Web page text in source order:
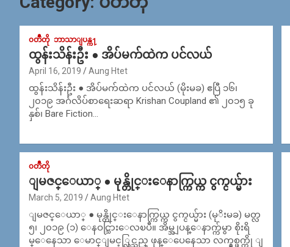
၀တၳဳတို ဘာသာျပန္က႑
ထွန်းသိန်းဦး ● အိပ်မက်ထဲက ပင်လယ်
April 16, 2019 Aung Htet
ထွန်းသိန်းဦး ● အိပ်မက်ထဲက ပင်လယ် (မိုးမခ) ဧပြီ ၁၆၊
၂၀၁၉ အင်္ဂလိပ်စာရေးဆရာ Krishan Coupland ၏ ၂၀၁၅ ခု
နှစ်၊ Bare Fiction…
၀တၳဳတို
ျမဇင္ေယာ္ ● မုန္တိုင္းေနာက္ကြယ္က ငွက္ငယ္မ်ား
March 5, 2019 Aung Htet
ျမဇင္ေယာ္ ● မုန္တိုင္းေနာက္ကြယ္က ငွက္ငယ္မ်ား (မုိးမခ) မတ္လ
၅၊ ၂၀၁၉ (၁) ေနဝင္သြားေလၿပီ။ အိမ္အျပန္ေနာက္က်မွာ စိုးရိ
မ္ေနေသာ ေမာင္ျမင့္လြင္သည္ ဖုန္ေပေနေသာ လက္နွစ္ဖက္ကို ျ